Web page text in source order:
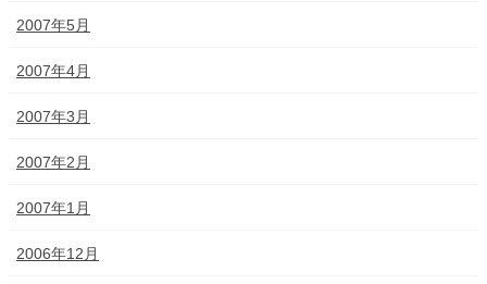
2007年5月
2007年4月
2007年3月
2007年2月
2007年1月
2006年12月